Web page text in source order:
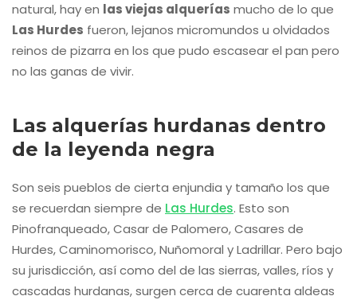
natural, hay en las viejas alquerías mucho de lo que
Las Hurdes fueron, lejanos micromundos u olvidados
reinos de pizarra en los que pudo escasear el pan pero
no las ganas de vivir.
Las alquerías hurdanas dentro
de la leyenda negra
Son seis pueblos de cierta enjundia y tamaño los que
se recuerdan siempre de Las Hurdes. Esto son
Pinofranqueado, Casar de Palomero, Casares de
Hurdes, Caminomorisco, Nuñomoral y Ladrillar. Pero bajo
su jurisdicción, así como del de las sierras, valles, ríos y
cascadas hurdanas, surgen cerca de cuarenta aldeas